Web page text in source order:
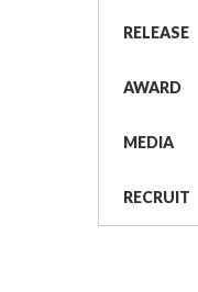
RELEASE
AWARD
MEDIA
RECRUIT